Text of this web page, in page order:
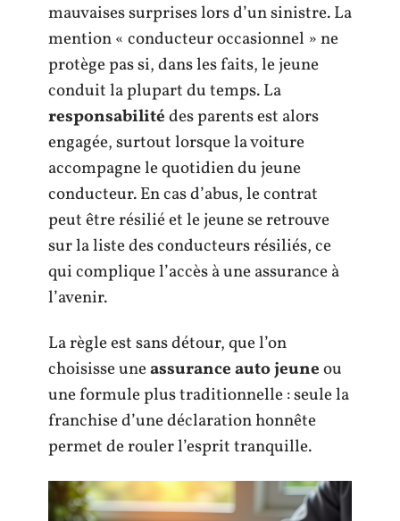
mauvaises surprises lors d’un sinistre. La
mention « conducteur occasionnel » ne
protège pas si, dans les faits, le jeune
conduit la plupart du temps. La
responsabilitédes parents est alors
engagée, surtout lorsque la voiture
accompagne le quotidien du jeune
conducteur. En cas d’abus, le contrat
peut être résilié et le jeune se retrouve
sur la liste des conducteurs résiliés, ce
qui complique l’accès à une assurance à
l’avenir.
La règle est sans détour, que l’on
choisisse uneassurance auto jeuneou
une formule plus traditionnelle : seule la
franchise d’une déclaration honnête
permet de rouler l’esprit tranquille.